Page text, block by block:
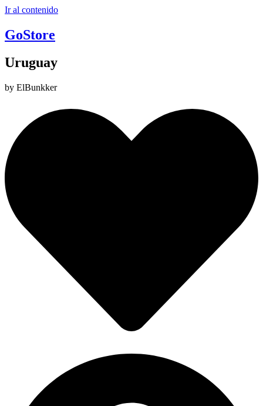
Ir al contenido
GoStore
Uruguay
by ElBunkker